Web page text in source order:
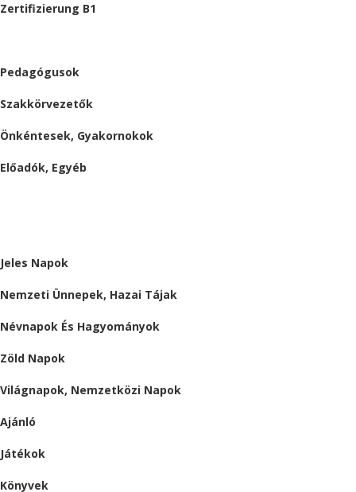
Zertifizierung B1
Pedagógusok
Szakkörvezetők
Önkéntesek, Gyakornokok
Előadók, Egyéb
Jeles Napok
Nemzeti Ünnepek, Hazai Tájak
Névnapok És Hagyományok
Zöld Napok
Világnapok, Nemzetközi Napok
Ajánló
Játékok
Könyvek